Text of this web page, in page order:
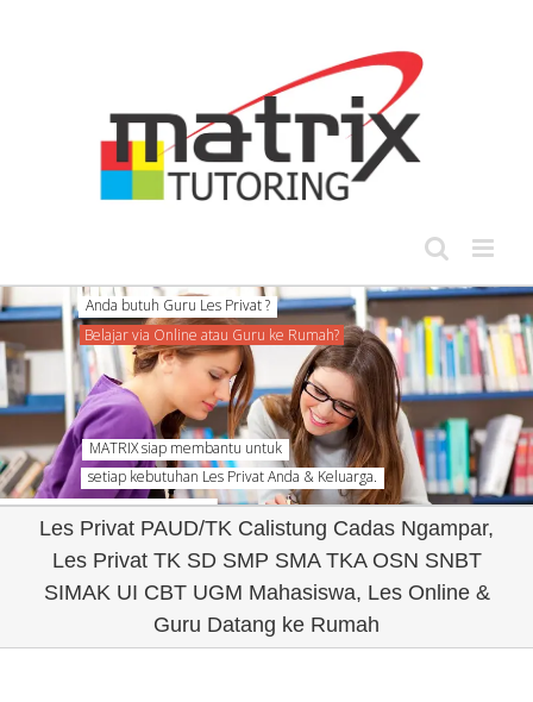
Anda butuh Guru Les Privat ?
Belajar via Online atau Guru ke Rumah?
MATRIX siap membantu untuk
setiap kebutuhan Les Privat Anda & Keluarga.
Les Privat PAUD/TK Calistung Cadas Ngampar,
Les Privat TK SD SMP SMA TKA OSN SNBT
SIMAK UI CBT UGM Mahasiswa, Les Online &
Guru Datang ke Rumah